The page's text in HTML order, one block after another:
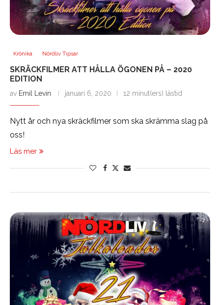
Krönika Nördliv Tipsar
SKRÄCKFILMER ATT HÅLLA ÖGONEN PÅ – 2020
EDITION
av Emil Levin januari 6, 2020 12 minut(ers) lästid
Nytt år och nya skräckfilmer som ska skrämma slag på
oss!
Läs mer